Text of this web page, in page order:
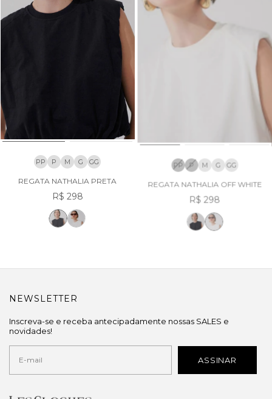
PP P M G GG
REGATA NATHALIA PRETA
R$ 298
PP P M G GG
REGATA NATHALIA OFF WHITE
R$ 298
NEWSLETTER
Inscreva-se e receba antecipadamente nossas SALES e
novidades!